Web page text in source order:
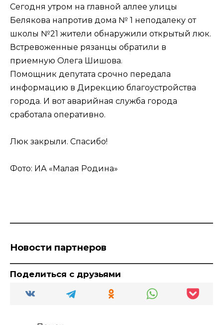
Сегодня утром на главной аллее улицы
Белякова напротив дома № 1 неподалеку от
школы №21 жители обнаружили открытый люк.
Встревоженные рязанцы обратили в
приемную Олега Шишова.
Помощник депутата срочно передала
информацию в Дирекцию благоустройства
города. И вот аварийная служба города
сработала оперативно.
Люк закрыли. Спасибо!
Фото: ИА «Малая Родина»
Новости партнеров
Поделиться с друзьями